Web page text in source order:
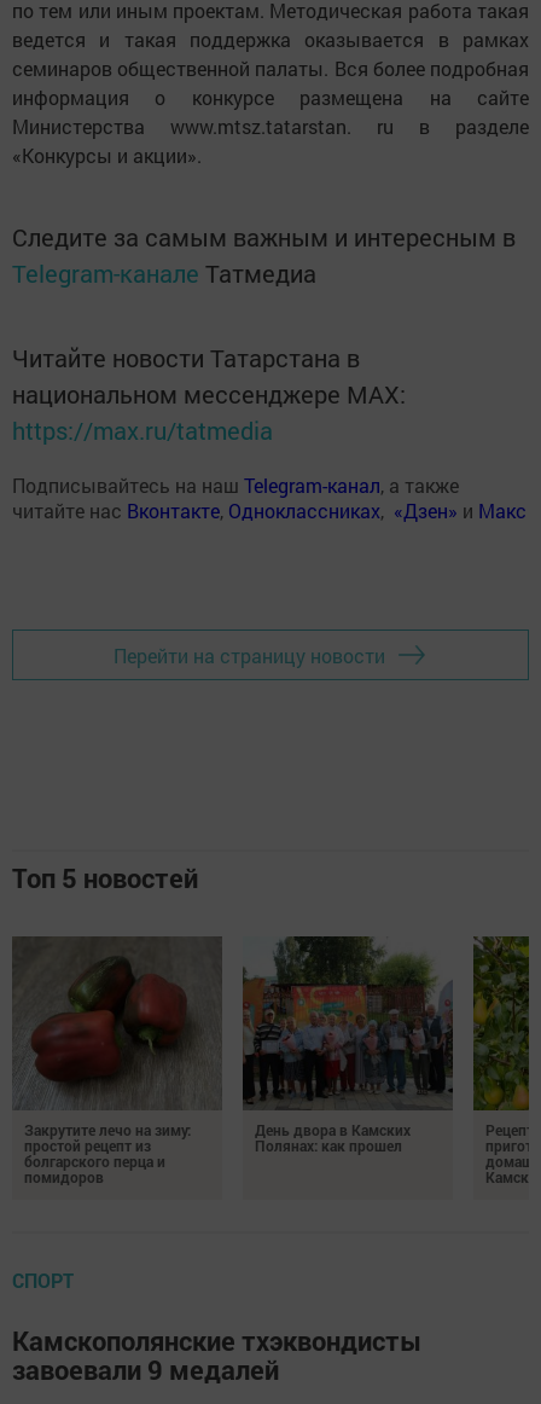
по тем или иным проектам. Методическая работа такая
ведется и такая поддержка оказывается в рамках
семинаров общественной палаты. Вся более подробная
информация о конкурсе размещена на сайте
Министерства www.mtsz.tatarstan. ru в разделе
«Конкурсы и акции».
Следите за самым важным и интересным в
Telegram-канале Татмедиа
Читайте новости Татарстана в
национальном мессенджере MАХ:
https://max.ru/tatmedia
Подписывайтесь на наш Telegram-канал, а также
читайте нас Вконтакте, Одноклассниках, «Дзен» и Макс
Перейти на страницу новости
Топ 5 новостей
Закрутите лечо на зиму:
простой рецепт из
болгарского перца и
помидоров
День двора в Камских
Полянах: как прошел
СПОРТ
Камскополянские тхэквондисты
завоевали 9 медалей